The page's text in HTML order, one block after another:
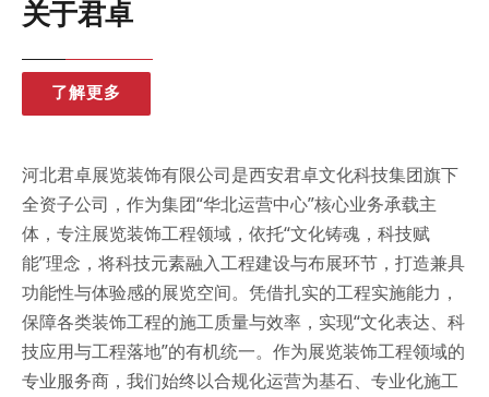
关于君卓
了解更多
河北君卓展览装饰有限公司是西安君卓文化科技集团旗下
全资子公司，作为集团“华北运营中心”核心业务承载主
体，专注展览装饰工程领域，依托“文化铸魂，科技赋
能”理念，将科技元素融入工程建设与布展环节，打造兼具
功能性与体验感的展览空间。凭借扎实的工程实施能力，
保障各类装饰工程的施工质量与效率，实现“文化表达、科
技应用与工程落地”的有机统一。作为展览装饰工程领域的
专业服务商，我们始终以合规化运营为基石、专业化施工